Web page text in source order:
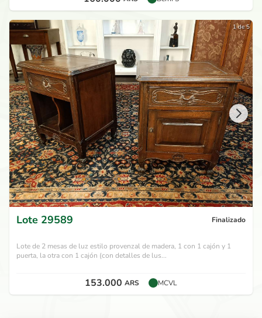
1 de 5
Lote 29589 Finalizado
Lote de 2 mesas de luz estilo provenzal de madera, 1 con 1 cajón y 1
puerta, la otra con 1 cajón (con detalles de lus...
153.000 ARS MCVL